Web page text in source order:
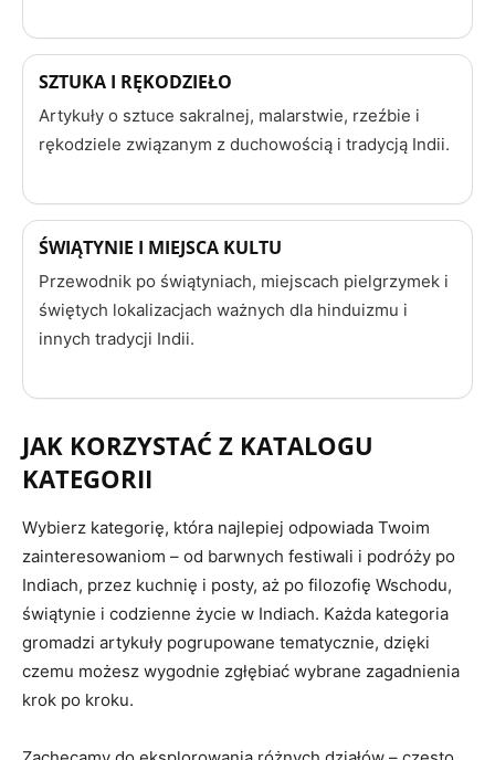
SZTUKA I RĘKODZIEŁO
Artykuły o sztuce sakralnej, malarstwie, rzeźbie i
rękodziele związanym z duchowością i tradycją Indii.
ŚWIĄTYNIE I MIEJSCA KULTU
Przewodnik po świątyniach, miejscach pielgrzymek i
świętych lokalizacjach ważnych dla hinduizmu i
innych tradycji Indii.
JAK KORZYSTAĆ Z KATALOGU
KATEGORII
Wybierz kategorię, która najlepiej odpowiada Twoim
zainteresowaniom – od barwnych festiwali i podróży po
Indiach, przez kuchnię i posty, aż po filozofię Wschodu,
świątynie i codzienne życie w Indiach. Każda kategoria
gromadzi artykuły pogrupowane tematycznie, dzięki
czemu możesz wygodnie zgłębiać wybrane zagadnienia
krok po kroku.